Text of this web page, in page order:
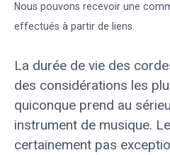
Nous pouvons recevoir une
effectués à partir de liens.
La durée de vie des
des considérations les
quiconque prend au
instrument de musique.
certainement pas